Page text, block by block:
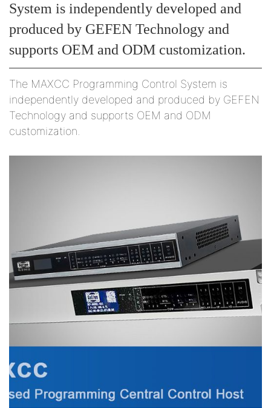
System is independently developed and
produced by GEFEN Technology and
supports OEM and ODM customization.
The MAXCC Programming Control System is
independently developed and produced by GEFEN
Technology and supports OEM and ODM
customization.